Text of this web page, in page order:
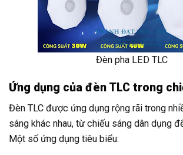
Đèn pha LED TLC
Ứng dụng của đèn TLC trong
Đèn TLC được ứng dụng rộng rãi trong
sáng khác nhau, từ chiếu sáng dân dụng
Một số ứng dụng tiêu biểu: